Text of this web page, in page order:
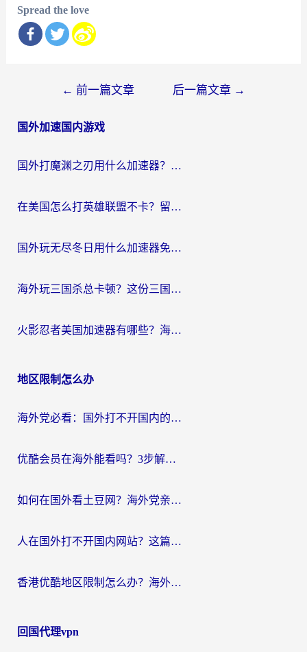
Spread the love
导
← 前一篇文章 后一篇文章 →
国外加速国内游戏
国外打魔渊之刃用什么加速器？2026海外玩家国服游戏加速全攻略（附闪耀暖暖&复苏的魔女避坑指南）
在美国怎么打英雄联盟不卡？留学生亲测的国服游戏加速全攻略
国外玩无尽冬日用什么加速器免费？海外党国服游戏加速避坑指南
海外玩三国杀总卡顿？这份三国杀游戏加速器指南帮你告别延迟烦恼
火影忍者美国加速器有哪些？海外党亲测的国服游戏加速全攻略（含菲律宾玩三国之刃守望黎明技巧）
地区限制怎么办
海外党必看：国外打不开国内的app怎么办？3步解决你的乡愁
优酷会员在海外能看吗？3步解决海外追剧难题，附实测好用加速器推荐
如何在国外看土豆网？海外党亲测有效的追剧加速器选择指南
人在国外打不开国内网站？这篇攻略帮你无缝解锁国内资源（附交管12123使用技巧）
香港优酷地区限制怎么办？海外党亲测有效的追剧解决方案
回国代理vpn